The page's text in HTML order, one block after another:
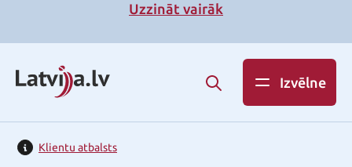
Uzzināt vairāk
Izvēlne
Klientu atbalsts